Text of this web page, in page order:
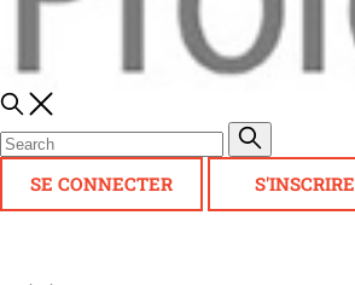
SE CONNECTER S'INSCRIRE